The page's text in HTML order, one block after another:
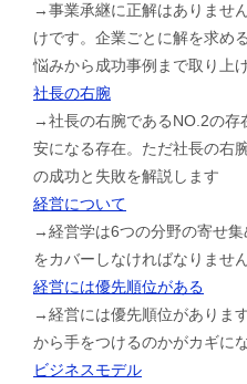
→事業承継に正解はありませ
けです。企業ごとに解を求め
悩みから成功事例まで取り上
社長の右腕
→社長の右腕であるNO.2の存
安になる存在。ただ社長の右
の成功と失敗を解説します
経営について
→経営学は6つの分野の寄せ
をカバーしなければなりませ
経営には優先順位がある
→経営には優先順位がありま
から手をつけるのかがカギに
ビジネスモデル